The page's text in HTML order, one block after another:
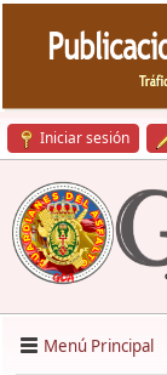
Iniciar sesión
Menú Principal